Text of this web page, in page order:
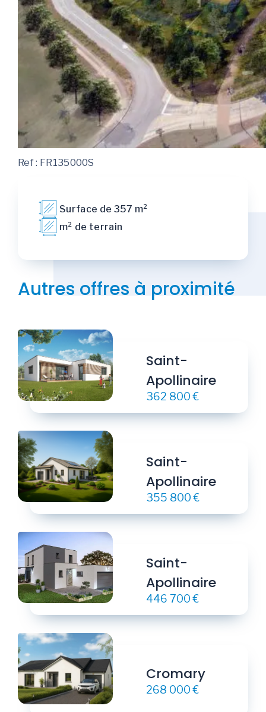
Ref : FR135000S
Surface de 357 m²
m² de terrain
Autres offres à proximité
Saint-
Apollinaire
362 800 €
Saint-
Apollinaire
355 800 €
Saint-
Apollinaire
446 700 €
Cromary
268 000 €